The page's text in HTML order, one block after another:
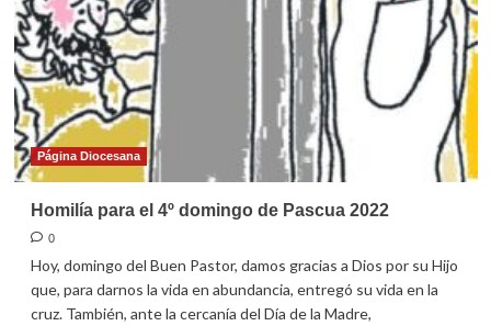
de
Pascua
2022
Página Diocesana
Homilía para el 4º domingo de Pascua 2022
0
Hoy, domingo del Buen Pastor, damos gracias a Dios por su Hijo
que, para darnos la vida en abundancia, entregó su vida en la
cruz. También, ante la cercanía del Día de la Madre,